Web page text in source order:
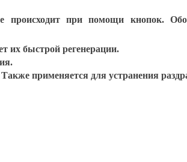
происходит при помощи кнопок.
их быстрой регенерации.
применяется для устранения